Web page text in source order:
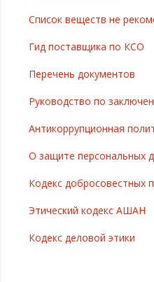
Список веществ не
Гид поставщика по КСО
Перечень документов
Руководство по
Антикоррупционная
О защите персональных
Кодекс добросовестных
Этический кодекс АШАН
Кодекс деловой этики